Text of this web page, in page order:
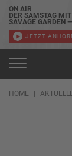
ON AIR
DER SAMSTAG
SAVAGE GARDEN
JETZT
HOME